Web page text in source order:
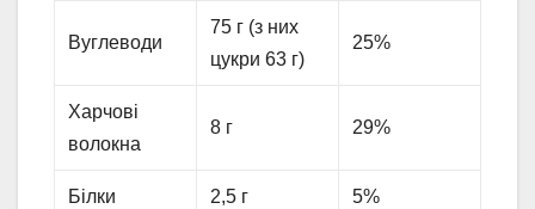
Вуглеводи
75 г (з них
цукри 63 г)
25%
Харчові
волокна
8 г 29%
Білки 2,5 г 5%